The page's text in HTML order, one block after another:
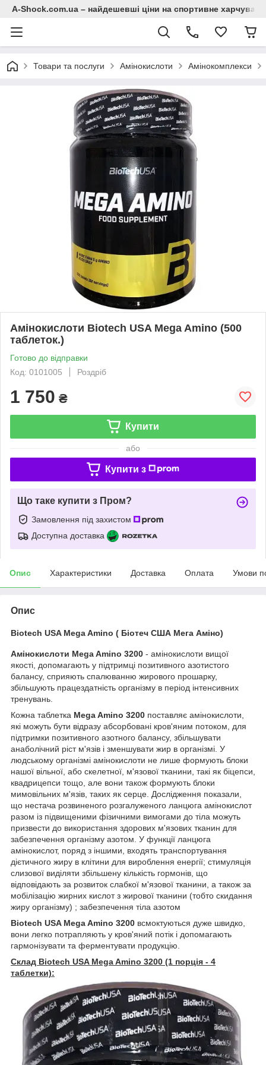
A-Shock.com.ua – найдешевші ціни на спортивне
Товари та послуги Амінокислоти Амінокомплекси
Амінокислоти Biotech USA Mega Amino (500
таблеток.)
Готово до відправки
Код: 0101005
Роздріб
1 750 ₴
Купити
або
Купити з
Що таке купити з Пром?
Замовлення під захистом
Доступна доставка
Опис Характеристики Доставка Оплата Умови
Опис
Biotech USA Mega Amino ( Біотеч США Мега Аміно)
Амінокислоти Mega Amino 3200 - амінокислоти вищої
якості, допомагають у підтримці позитивного азотистого
балансу, сприяють спалюванню жирового прошарку,
збільшують працездатність організму в період інтенсивних
тренувань.
Кожна таблетка Mega Amino 3200 поставляє амінокислоти,
які можуть бути відразу абсорбовані кров'яним потоком, для
підтримки позитивного азотного балансу, збільшувати
анаболічний ріст м'язів і зменшувати жир в організмі. У
людському організмі амінокислоти не лише формують блоки
нашої вільної, або скелетної, м'язової тканини, такі як біцепси,
квадрицепси тощо, але вони також формують блоки
мимовільних м'язів, таких як серце. Дослідження показали,
що нестача розвиненого розгалуженого ланцюга амінокислот
разом із підвищеними фізичними вимогами до тіла можуть
призвести до використання здорових м'язових тканин для
забезпечення організму азотом. У функції ланцюга
амінокислот, поряд з іншими, входять транспортування
дієтичного жиру в клітини для вироблення енергії; стимуляція
слизової виділяти збільшену кількість гормонів, що
відповідають за розвиток слабкої м'язової тканини, а також за
мобілізацію жирних кислот з жирової тканини (тобто скидання
жиру організму) ; забезпечення тіла азотом
Biotech USA Mega Amino 3200 всмоктуються дуже швидко,
вони легко потрапляють у кров'яний потік і допомагають
гармонізувати та ферментувати продукцію.
Склад Biotech USA Mega Amino 3200 (1 порція - 4
таблетки):